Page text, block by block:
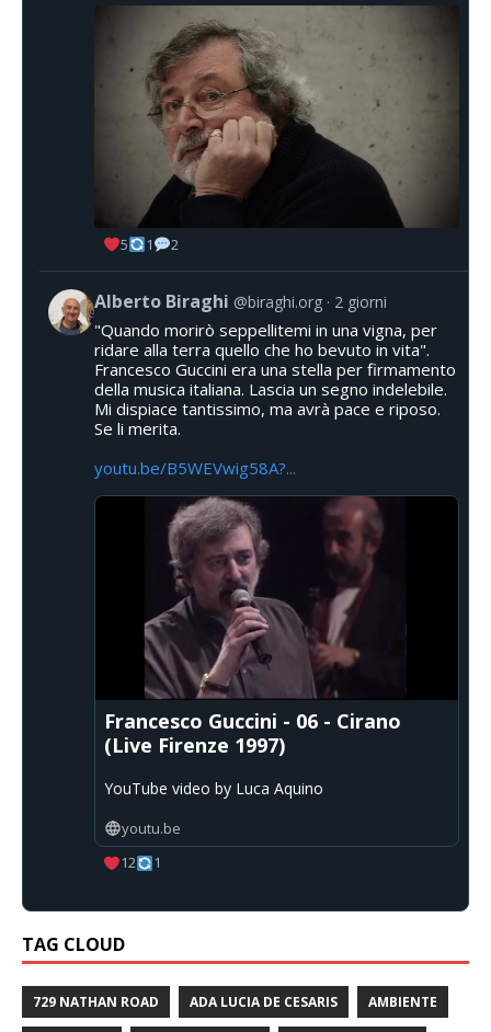
5 1 2
Alberto Biraghi @biraghi.org 2 giorni
"Quando morirò seppellitemi in una vigna, per
ridare alla terra quello che ho bevuto in vita".
Francesco Guccini era una stella per firmamento
della musica italiana. Lascia un segno indelebile.
Mi dispiace tantissimo, ma avrà pace e riposo.
Se li merita.
youtu.be/B5WEVwig58A?...
Francesco Guccini - 06 - Cirano
(Live Firenze 1997)
YouTube video by Luca Aquino
youtu.be
12
1
TAG CLOUD
729 NATHAN ROAD ADA LUCIA DE CESARIS AMBIENTE